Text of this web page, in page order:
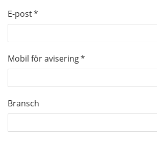
E-post*
Mobil för avisering*
Bransch